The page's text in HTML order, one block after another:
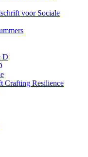
voor Sociale
D
Crafting Resilience